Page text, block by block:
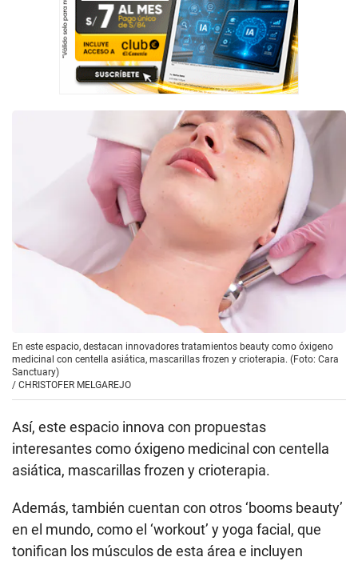
En este espacio, destacan innovadores tratamientos beauty como óxigeno
medicinal con centella asiática, mascarillas frozen y crioterapia. (Foto: Cara
Sanctuary)
/ CHRISTOFER MELGAREJO
Así, este espacio innova con propuestas
interesantes como óxigeno medicinal con centella
asiática, mascarillas frozen y crioterapia.
Además, también cuentan con otros ‘booms beauty’
en el mundo, como el ‘workout’ y yoga facial, que
tonifican los músculos de esta área e incluyen